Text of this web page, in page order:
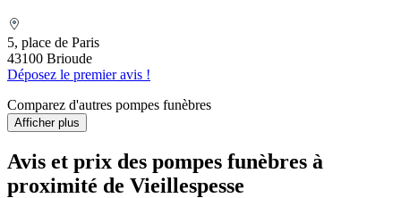
5, place de Paris
43100 Brioude
Déposez le premier avis !
Comparez d'autres pompes funèbres
Afficher plus
Avis et prix des pompes funèbres à
proximité de Vieillespesse